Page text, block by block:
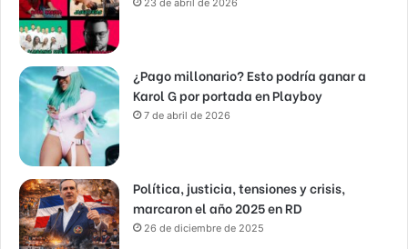
¿Pago millonario? Esto podría ganar a
Karol G por portada en Playboy
7 de abril de 2026
Política, justicia, tensiones y crisis,
marcaron el año 2025 en RD
26 de diciembre de 2025